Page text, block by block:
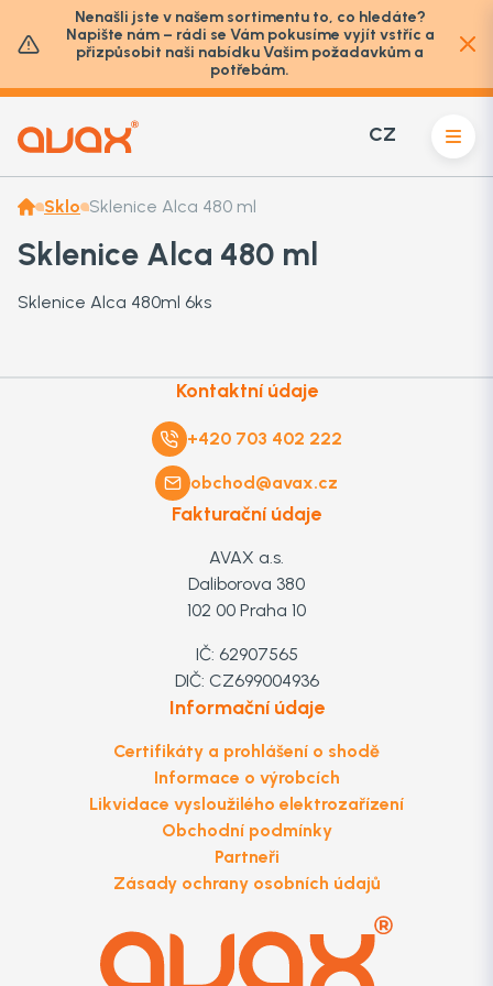
Nenašli jste v našem sortimentu to, co hledáte?
Napište nám – rádi se Vám pokusíme vyjít vstříc a
přizpůsobit naši nabídku Vašim požadavkům a
potřebám.
CZ
Sklo Sklenice Alca 480 ml
Sklenice Alca 480 ml
Sklenice Alca 480ml 6ks
Kontaktní údaje
+420 703 402 222
obchod@avax.cz
Fakturační údaje
AVAX a.s.
Daliborova 380
102 00 Praha 10
IČ: 62907565
DIČ: CZ699004936
Informační údaje
Certifikáty a prohlášení o shodě
Informace o výrobcích
Likvidace vysloužilého elektrozařízení
Obchodní podmínky
Partneři
Zásady ochrany osobních údajů